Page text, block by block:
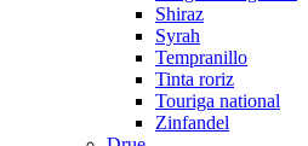
Shiraz
Syrah
Tempranillo
Tinta roriz
Touriga national
Zinfandel